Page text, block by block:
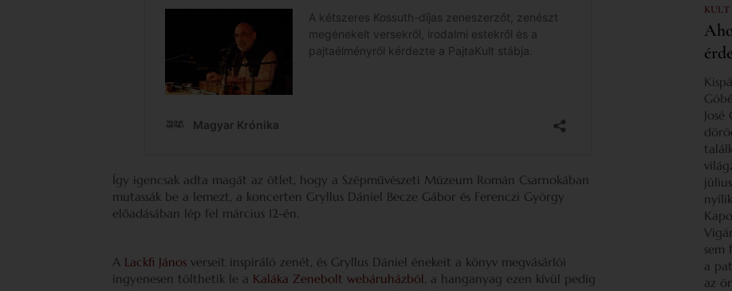
Így igencsak adta magát az ötlet, hogy a Szépművészeti Múzeum Román Csarnokában
mutassák be a lemezt, a koncerten Gryllus Dániel Becze Gábor és Ferenczi György
előadásában lép fel március 12-én.
A Lackfi János verseit inspiráló zenét, és Gryllus Dániel énekeit a könyv megvásárlói
ingyenesen tölthetik le a Kaláka Zenebolt webáruházból, a hanganyag ezen kívül pedig
KULT
sem
a
az